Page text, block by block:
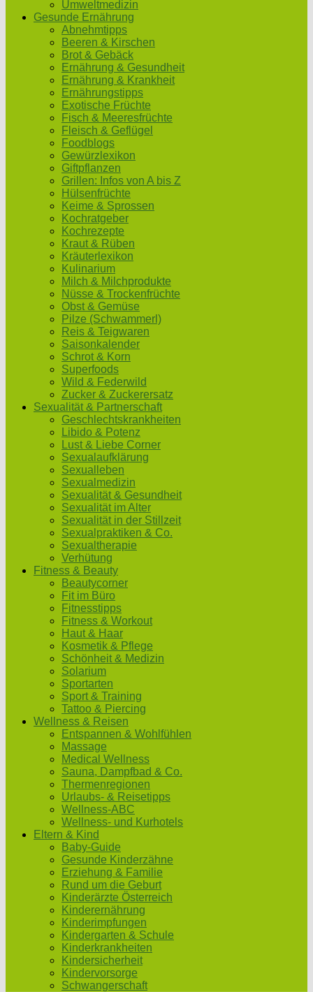
Umweltmedizin
Gesunde Ernährung
Abnehmtipps
Beeren & Kirschen
Brot & Gebäck
Ernährung & Gesundheit
Ernährung & Krankheit
Ernährungstipps
Exotische Früchte
Fisch & Meeresfrüchte
Fleisch & Geflügel
Foodblogs
Gewürzlexikon
Giftpflanzen
Grillen: Infos von A bis Z
Hülsenfrüchte
Keime & Sprossen
Kochratgeber
Kochrezepte
Kraut & Rüben
Kräuterlexikon
Kulinarium
Milch & Milchprodukte
Nüsse & Trockenfrüchte
Obst & Gemüse
Pilze (Schwammerl)
Reis & Teigwaren
Saisonkalender
Schrot & Korn
Superfoods
Wild & Federwild
Zucker & Zuckerersatz
Sexualität & Partnerschaft
Geschlechtskrankheiten
Libido & Potenz
Lust & Liebe Corner
Sexualaufklärung
Sexualleben
Sexualmedizin
Sexualität & Gesundheit
Sexualität im Alter
Sexualität in der Stillzeit
Sexualpraktiken & Co.
Sexualtherapie
Verhütung
Fitness & Beauty
Beautycorner
Fit im Büro
Fitnesstipps
Fitness & Workout
Haut & Haar
Kosmetik & Pflege
Schönheit & Medizin
Solarium
Sportarten
Sport & Training
Tattoo & Piercing
Wellness & Reisen
Entspannen & Wohlfühlen
Massage
Medical Wellness
Sauna, Dampfbad & Co.
Thermenregionen
Urlaubs- & Reisetipps
Wellness-ABC
Wellness- und Kurhotels
Eltern & Kind
Baby-Guide
Gesunde Kinderzähne
Erziehung & Familie
Rund um die Geburt
Kinderärzte Österreich
Kinderernährung
Kinderimpfungen
Kindergarten & Schule
Kinderkrankheiten
Kindersicherheit
Kindervorsorge
Schwangerschaft